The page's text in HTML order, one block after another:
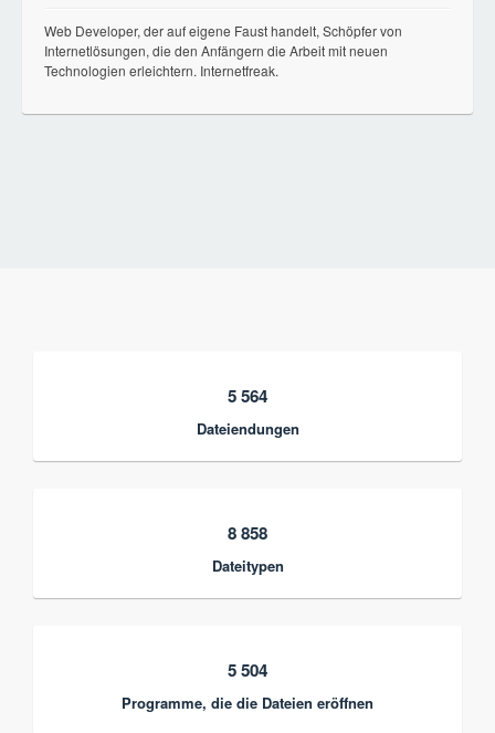
Web Developer, der auf eigene Faust handelt, Schöpfer von
Internetlösungen, die den Anfängern die Arbeit mit neuen
Technologien erleichtern. Internetfreak.
5 564
Dateiendungen
8 858
Dateitypen
5 504
Programme, die die Dateien eröffnen